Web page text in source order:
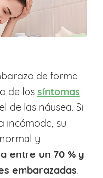
de forma
de los síntomas
de las náusea. Si
incómodo, su
y
entre un 70 % y
embarazadas.